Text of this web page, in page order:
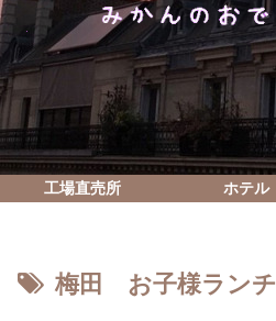
工場直売所 ホテル
梅田 お子様ランチ